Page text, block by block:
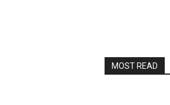
MOST READ